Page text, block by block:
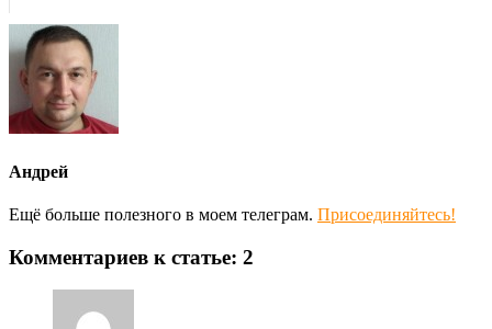
Андрей
Ещё больше полезного в моем телеграм. Присоединяйтесь!
Комментариев к статье: 2